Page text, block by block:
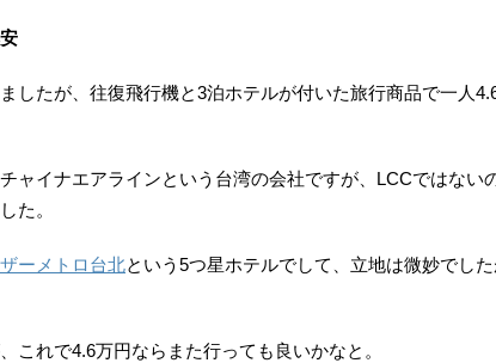
したが、往復飛行機と3泊ホテルが付いた旅行商品で一人
ャイナエアラインという台湾の会社ですが、LCCではない
た。
ーメトロ台北という5つ星ホテルでして、立地は微妙でし
これで4.6万円ならまた行っても良いかなと。